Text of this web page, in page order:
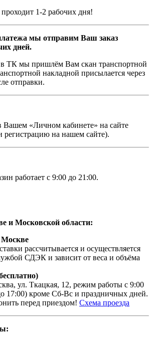
1-2 рабочих дня!
мы отправим Ваш заказ
дней.
ТК мы пришлём Вам скан транспортной
накладной присылается через
отправки.
Вашем «Личном кабинете» на сайте
регистрацию на нашем сайте).
работает с 9:00 до 21:00.
и Московской области:
рассчитывается и осуществляется
СДЭК и зависит от веса и объёма
ул. Ткацкая, 12, режим работы с 9:00
17:00) кроме Сб-Вс и праздничных дней.
перед приездом! Схема проезда